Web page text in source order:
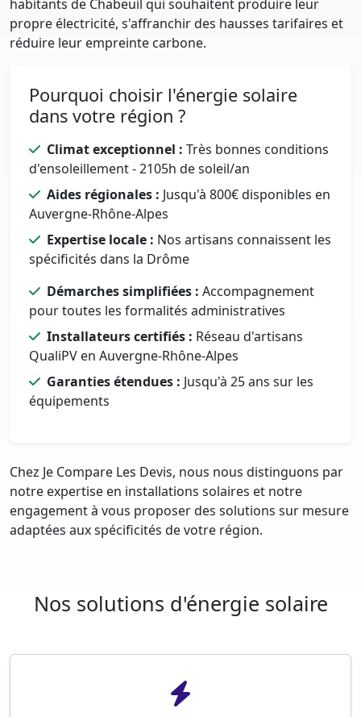
habitants de Chabeuil qui souhaitent produire leur
propre électricité, s'affranchir des hausses tarifaires et
réduire leur empreinte carbone.
Pourquoi choisir l'énergie solaire
dans votre région ?
Climat exceptionnel : Très bonnes conditions
d'ensoleillement - 2105h de soleil/an
Aides régionales : Jusqu'à 800€ disponibles en
Auvergne-Rhône-Alpes
Expertise locale : Nos artisans connaissent les
spécificités dans la Drôme
Démarches simplifiées : Accompagnement
pour toutes les formalités administratives
Installateurs certifiés : Réseau d'artisans
QualiPV en Auvergne-Rhône-Alpes
Garanties étendues : Jusqu'à 25 ans sur les
équipements
Chez Je Compare Les Devis, nous nous distinguons par
notre expertise en installations solaires et notre
engagement à vous proposer des solutions sur mesure
adaptées aux spécificités de votre région.
Nos solutions d'énergie solaire